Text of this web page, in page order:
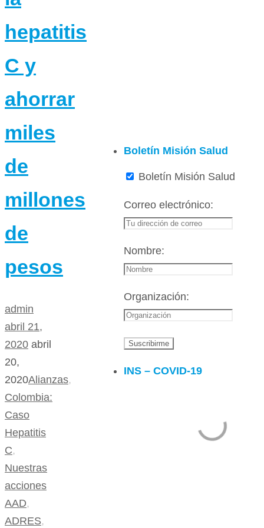
hepatitis
C y
ahorrar
miles
de
millones
de
pesos
admin
abril 21,
2020 abril
20,
2020Alianzas,
Colombia:
Caso
Hepatitis
C,
Nuestras
acciones
AAD,
ADRES,
Boletín Misión Salud
Boletín Misión Salud
Correo electrónico:
Nombre:
Organización:
INS – COVID-19